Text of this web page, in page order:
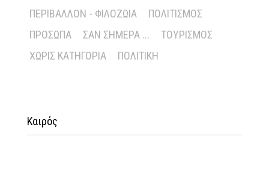
ΠΕΡΙΒΆΛΛΟΝ - ΦΙΛΟΖΩΊΑ
ΠΟΛΙΤΙΣΜΌΣ
ΠΡΌΣΩΠΑ
ΣΑΝ ΣΉΜΕΡΑ ...
ΤΟΥΡΙΣΜΌΣ
ΧΩΡΊΣ ΚΑΤΗΓΟΡΊΑ
ΠΟΛΙΤΙΚΉ
Καιρός